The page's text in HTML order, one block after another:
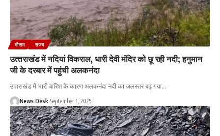
मौसम राज्य
उत्‍तराखंड में नदियां विकराल, धारी देवी मंदिर को छू रही नदी; हनुमान
जी के दरबार में पहुंची अलकनंदा
उत्तराखंड में भारी बारिश के कारण अलकनंदा नदी का जलस्तर बढ़ गया…
News Desk September 1, 2025